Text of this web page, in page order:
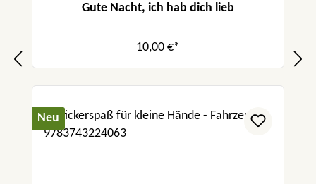
Gute Nacht, ich hab dich lieb
10,00 €*
Neu